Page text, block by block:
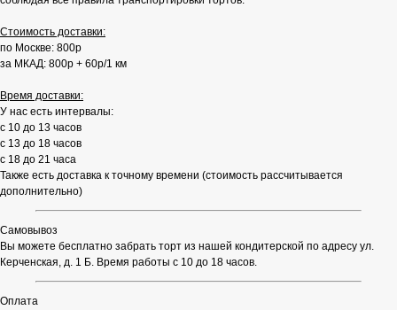
Стоимость доставки:
по Москве: 800р
за МКАД: 800р + 60р/1 км
Время доставки:
У нас есть интервалы:
с 10 до 13 часов
с 13 до 18 часов
с 18 до 21 часа
Также есть доставка к точному времени (стоимость рассчитывается
дополнительно)
Самовывоз
Вы можете бесплатно забрать торт из нашей кондитерской по адресу ул.
Керченская, д. 1 Б. Время работы с 10 до 18 часов.
Оплата